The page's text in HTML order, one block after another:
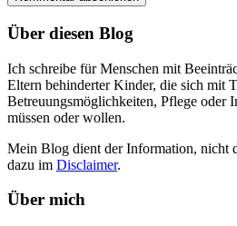
Über diesen Blog
Ich schreibe für Menschen mit
Eltern behinderter Kinder, die sich mit
Betreuungsmöglichkeiten, Pflege oder
müssen oder wollen.
Mein Blog dient der Information, nicht
dazu im Disclaimer.
Über mich